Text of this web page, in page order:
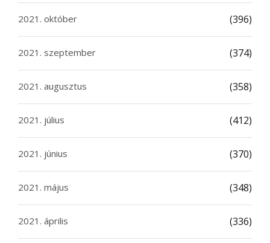
2021. október (396)
2021. szeptember (374)
2021. augusztus (358)
2021. július (412)
2021. június (370)
2021. május (348)
2021. április (336)